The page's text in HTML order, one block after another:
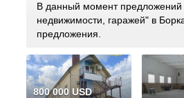
В данный момент
недвижимости, гаражей" в
предложения.
800 000 USD